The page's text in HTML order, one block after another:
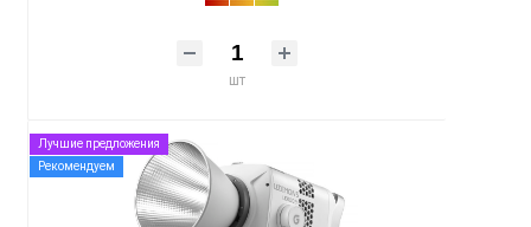
шт
Лучшие предложения
Рекомендуем